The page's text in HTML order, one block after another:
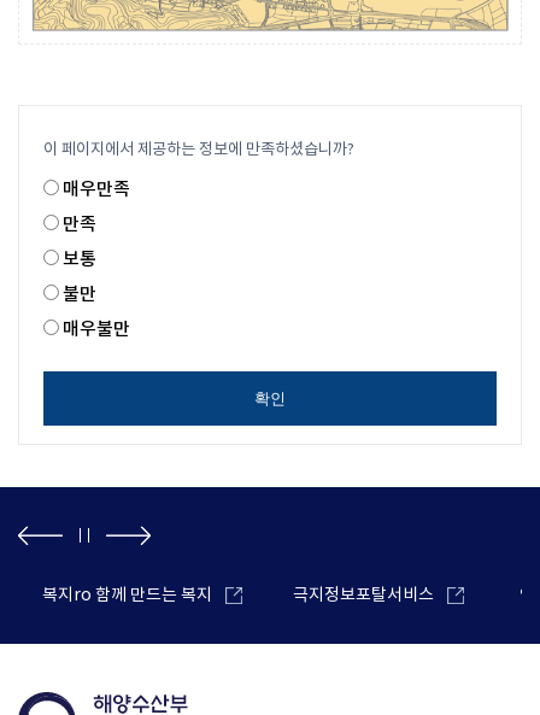
이 페이지에서 제공하는 정보에 만족하셨습니까?
매우만족
만족
보통
불만
매우불만
확인
복지ro 함께 만드는 복지 극지정보포탈서비스 안